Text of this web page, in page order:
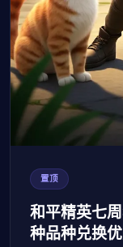
置顶
和平精英七
种品种兑换